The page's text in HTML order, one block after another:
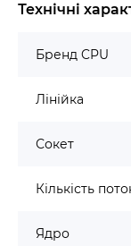
Технічні
Бренд CPU
Лінійка
Сокет
Кількість
Ядро